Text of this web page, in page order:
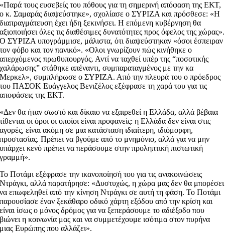
«Παρά τους ευσεβείς του πόθους για τη σημερινή απόφαση της ΕΚΤ,
ο κ. Σαμαράς διαψεύστηκε», σχολίασε ο ΣΥΡΙΖΑ και πρόσθεσε: «Η
διαπραγμάτευση έχει ήδη ξεκινήσει. Η επόμενη κυβέρνηση θα
αξιοποιήσει όλες τις διαθέσιμες δυνατότητες προς όφελος της χώρας».
Ο ΣΥΡΙΖΑ υπογράμμισε, μάλιστα, ότι διαψεύστηκαν «όσοι έσπειραν
τον φόβο και τον πανικό». «Ολοι γνωρίζουν πώς κινήθηκε ο
απερχόμενος πρωθυπουργός. Αντί να ταχθεί υπέρ της “ποσοτικής
χαλάρωσης” στάθηκε απέναντι, συμπαραταγμένος με την κα
Μερκελ», συμπλήρωσε ο ΣΥΡΙΖΑ. Από την πλευρά του ο πρόεδρος
του ΠΑΣΟΚ Ευάγγελος Βενιζέλος εξέφρασε τη χαρά του για τις
αποφάσεις της ΕΚΤ.
«Δεν θα ήταν σωστό και δίκαιο να εξαιρεθεί η Ελλάδα, αλλά βέβαια
τίθενται οι όροι οι οποίοι είναι προφανείς: η Ελλάδα δεν είναι στις
αγορές, είναι ακόμη σε μια κατάσταση ιδιαίτερη, ιδιόμορφη,
προστασίας. Πρέπει να βγούμε από το μνημόνιο, αλλά για να μην
υπάρχει κενό πρέπει να περάσουμε στην προληπτική πιστωτική
γραμμή».
Το Ποτάμι εξέφρασε την ικανοποίησή του για τις ανακοινώσεις
Ντράγκι, αλλά παρατήρησε: «Δυστυχώς, η χώρα μας δεν θα μπορέσει
να επωφεληθεί από την κίνηση Ντράγκι σε αυτή τη φάση. Το Ποτάμι
παρουσίασε έναν ξεκάθαρο οδικό χάρτη εξόδου από την κρίση και
είναι ίσως ο μόνος δρόμος για να ξεπεράσουμε το αδιέξοδο που
βιώνει η κοινωνία μας και να συμμετέχουμε ισότιμα στον πυρήνα
μιας Ευρώπης που αλλάζει».